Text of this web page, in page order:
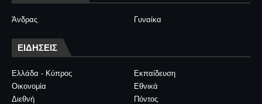
Άνδρας Γυναίκα
ΕΙΔΗΣΕΙΣ
Ελλάδα - Κύπρος
Εκπαίδευση
Οικονομία
Εθνικά
Διεθνή
Πόντος